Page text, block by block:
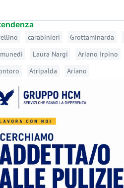
carabinieri Grottaminarda
Laura Nargi Ariano Irpino
Atripalda Ariano